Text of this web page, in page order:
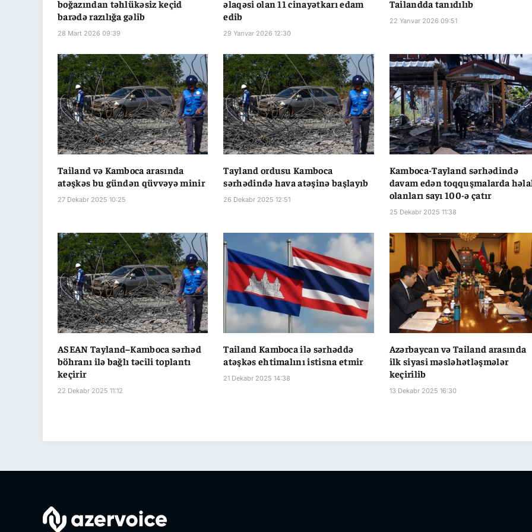
boğazından təhlükəsiz keçid
barədə razılığa gəlib
28 Mart 2026 09:39
əlaqəsi olan 11 cinayətkarı edam
edib
29 Yanvar 2026 12:30
Tailandda tanıdılıb
22 Yanvar 2026 09:51
Tailand və Kamboca arasında
atəşkəs bu gündən qüvvəyə minir
27 Dekabr 2025 10:25
Tayland ordusu Kamboca
sərhədində hava atəşinə başlayıb
26 Dekabr 2025 12:51
Kamboca-Tayland sərhədində
davam edən toqquşmalarda
olanları sayı 100-ə çatır
25 Dekabr 2025 11:38
ASEAN Tayland–Kamboca sərhəd
böhranı ilə bağlı təcili toplantı
keçirir
22 Dekabr 2025 11:12
Tailand Kamboca ilə sərhəddə
atəşkəs ehtimalını istisna etmir
21 Dekabr 2025 14:38
Azərbaycan və Tailand arasında
ilk siyasi məsləhətləşmələr
keçirilib
13 Dekabr 2025 16:30